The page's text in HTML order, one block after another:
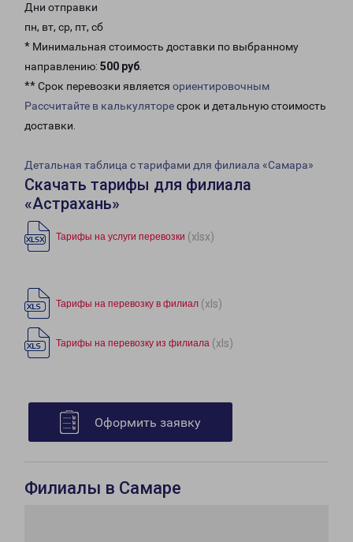
Дни отправки
пн, вт, ср, пт, сб
* Минимальная стоимость доставки по выбранному
направлению: 500 руб.
** Срок перевозки является ориентировочным
Рассчитайте в калькуляторесрок и детальную стоимость
доставки.
Детальная таблица с тарифами для филиала «Самара»
Скачать тарифы для филиала
«Астрахань»
Тарифы на услуги перевозки (xlsx)
Тарифы на перевозку в филиал (xls)
Тарифы на перевозку из филиала (xls)
Оформить заявку
Филиалы в Самаре